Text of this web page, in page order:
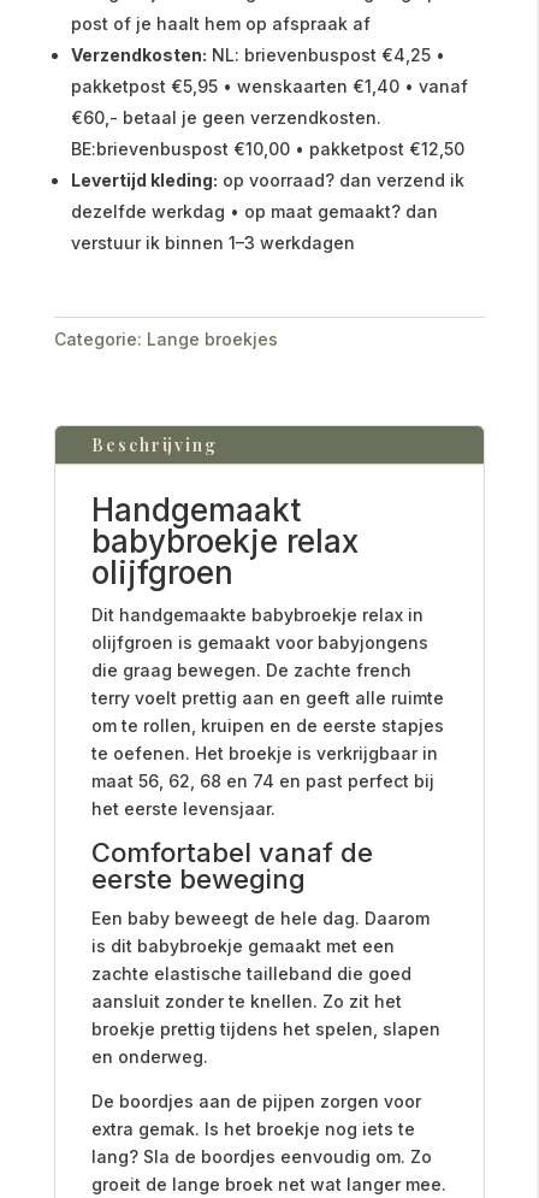
post of je haalt hem op afspraak af
Verzendkosten: NL: brievenbuspost €4,25 •
pakketpost €5,95 • wenskaarten €1,40 • vanaf
€60,- betaal je geen verzendkosten.
BE:brievenbuspost €10,00 • pakketpost €12,50
Levertijd kleding: op voorraad? dan verzend ik
dezelfde werkdag • op maat gemaakt? dan
verstuur ik binnen 1–3 werkdagen
Categorie: Lange broekjes
Beschrijving
Handgemaakt
babybroekje relax
olijfgroen
Dit handgemaakte babybroekje relax in
olijfgroen is gemaakt voor babyjongens
die graag bewegen. De zachte french
terry voelt prettig aan en geeft alle ruimte
om te rollen, kruipen en de eerste stapjes
te oefenen. Het broekje is verkrijgbaar in
maat 56, 62, 68 en 74 en past perfect bij
het eerste levensjaar.
Comfortabel vanaf de
eerste beweging
Een baby beweegt de hele dag. Daarom
is dit babybroekje gemaakt met een
zachte elastische tailleband die goed
aansluit zonder te knellen. Zo zit het
broekje prettig tijdens het spelen, slapen
en onderweg.
De boordjes aan de pijpen zorgen voor
extra gemak. Is het broekje nog iets te
lang? Sla de boordjes eenvoudig om. Zo
groeit de lange broek net wat langer mee.